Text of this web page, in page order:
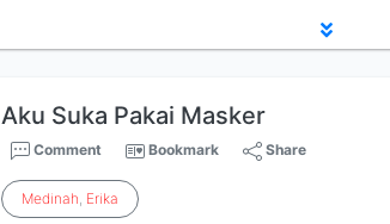
Aku Suka Pakai Masker
Comment Bookmark Share
Medinah, Erika